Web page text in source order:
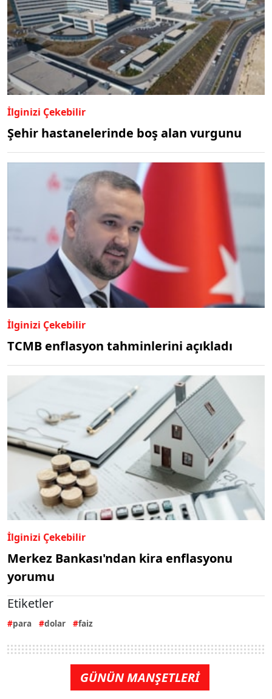
İlginizi Çekebilir
Şehir hastanelerinde boş alan vurgunu
İlginizi Çekebilir
TCMB enflasyon tahminlerini açıkladı
İlginizi Çekebilir
Merkez Bankası'ndan kira enflasyonu
yorumu
Etiketler
para dolar faiz
GÜNÜN MANŞETLERİ